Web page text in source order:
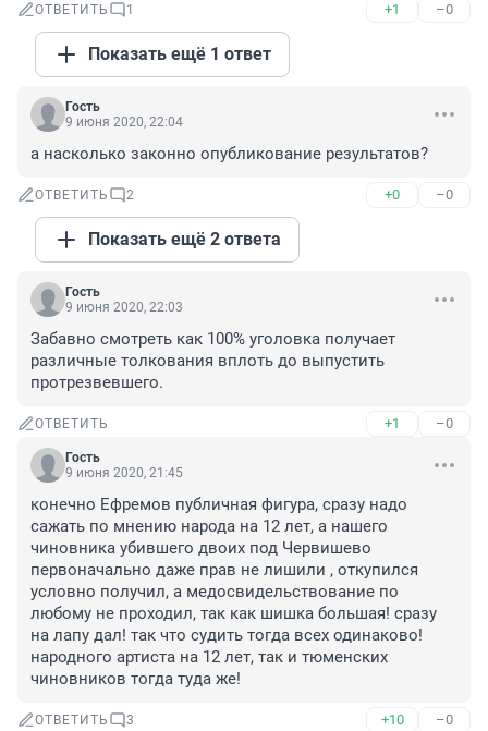
ОТВЕТИТЬ 1 +1 –0
Показать ещё 1 ответ
Гость
9 июня 2020, 22:04
а насколько законно опубликование результатов?
ОТВЕТИТЬ 2 +0 –0
Показать ещё 2 ответа
Гость
9 июня 2020, 22:03
Забавно смотреть как 100% уголовка получает
различные толкования вплоть до выпустить
протрезвевшего.
ОТВЕТИТЬ +1 –0
Гость
9 июня 2020, 21:45
конечно Ефремов публичная фигура, сразу надо
сажать по мнению народа на 12 лет, а нашего
чиновника убившего двоих под Червишево
первоначально даже прав не лишили , откупился
условно получил, а медосвидельствование по
любому не проходил, так как шишка большая! сразу
на лапу дал! так что судить тогда всех одинаково!
народного артиста на 12 лет, так и тюменских
чиновников тогда туда же!
ОТВЕТИТЬ 3 +10 –0